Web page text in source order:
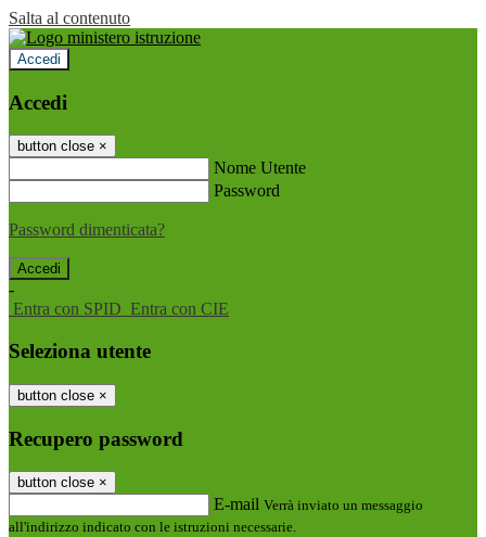
Salta al contenuto
Accedi
Accedi
button close ×
Nome Utente
Password
Password dimenticata?
-
Entra con SPID Entra con CIE
Seleziona utente
button close ×
Recupero password
button close ×
E-mail Verrà inviato un messaggio
all'indirizzo indicato con le istruzioni necessarie.